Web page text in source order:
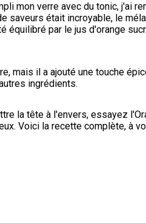
mon verre avec du tonic, j'ai
saveurs était incroyable, le
équilibré par le jus d'orange
mais il a ajouté une touche
ingrédients.
la tête à l'envers, essayez
Voici la recette complète, à